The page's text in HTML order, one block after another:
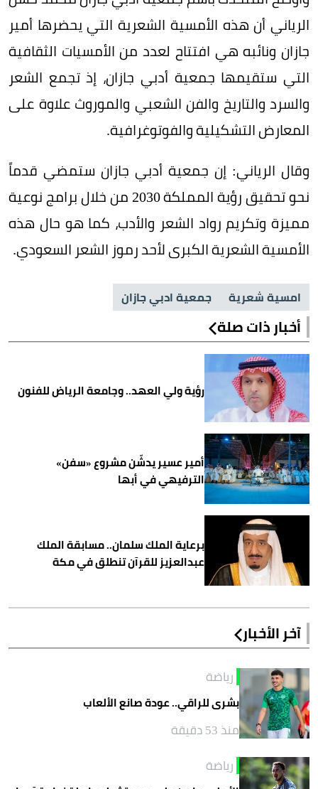
الرياني أن هذه الأمسية الشعرية التي يحضرها أمير
جازان ونائبه هي افتتاح لعدد من الأمسيات الثقافية
التي ستقيمها جمعية أدبي جازان، إذ تجمع الشعر
والسرد والتاريخ والفن الشعبي والموروث علاوة على
المعارض التشكيلية والفوتوغرافية.
وقال الرياني: إن جمعية أدبي جازان ستمضي قدماً
نحو تحقيق رؤية المملكة 2030 من خلال برامج نوعية
مميزة وتكريم رواد الشعر والأدب، كما هو حال هذه
الأمسية الشعرية الكبرى لأحد رموز الشعر السعودي.
امسية شعرية جمعية ادبي جازان
أخبار ذات صلة
رؤية ولي العهد.. وجامعة الرياض للفنون
أمير عسير يدشّن مشروع «سفن»
الترفيهي في أبها
برعاية الملك سلمان.. مسابقة الملك
عبدالعزيز للقرآن تنطلق في مكة
آخر الأخبار
رياضة
بشرى للراقي.. عودة صانع الألعاب
منذ 53 دقيقة
رياضة